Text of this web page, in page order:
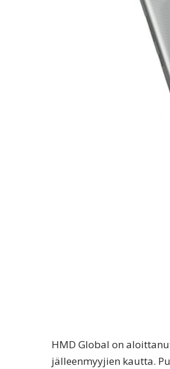
HMD Global on
jälleenmyyjien kautta.